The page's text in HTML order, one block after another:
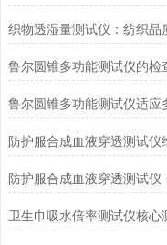
鲁尔圆锥多功能测试仪适应
卫生巾吸水倍率测试仪核心